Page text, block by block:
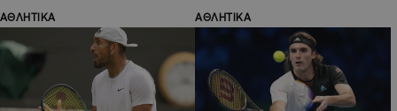
ΑΘΛΗΤΙΚΑ ΑΘΛΗΤΙΚΑ